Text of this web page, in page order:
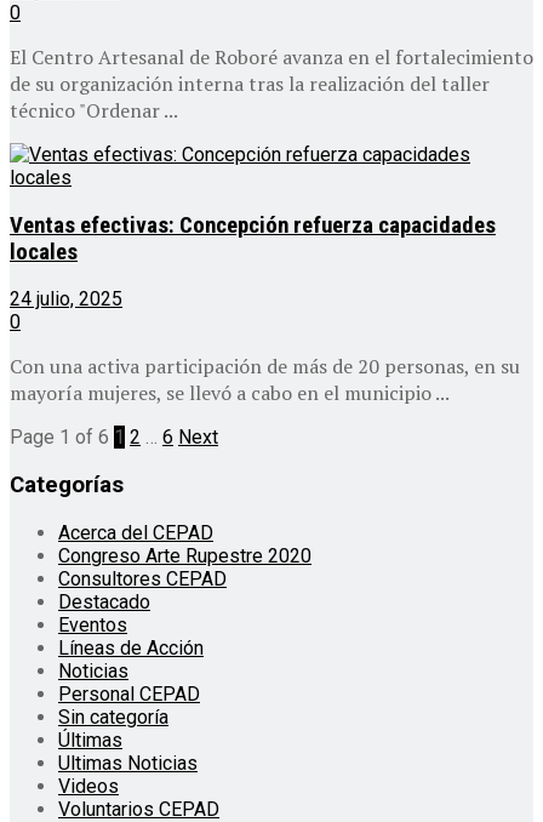
0
El Centro Artesanal de Roboré avanza en el fortalecimiento
de su organización interna tras la realización del taller
técnico "Ordenar ...
Ventas efectivas: Concepción refuerza capacidades
locales
24 julio, 2025
0
Con una activa participación de más de 20 personas, en su
mayoría mujeres, se llevó a cabo en el municipio ...
Page 1 of 6 1 2 … 6 Next
Categorías
Acerca del CEPAD
Congreso Arte Rupestre 2020
Consultores CEPAD
Destacado
Eventos
Líneas de Acción
Noticias
Personal CEPAD
Sin categoría
Últimas
Ultimas Noticias
Videos
Voluntarios CEPAD